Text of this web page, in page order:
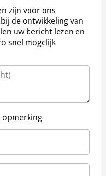
zijn voor ons
de ontwikkeling van
uw bericht lezen en
snel mogelijk
opmerking